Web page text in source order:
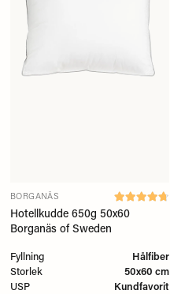
BORGANÄS
Hotellkudde 650g 50x60
Borganäs of Sweden
Fyllning
Hålfiber
Storlek
50x60 cm
USP
Kundfavorit